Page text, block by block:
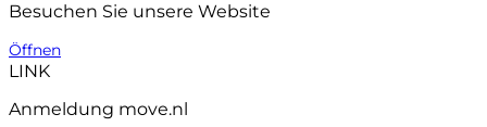
Besuchen Sie unsere Website
Öffnen
LINK
Anmeldung move.nl